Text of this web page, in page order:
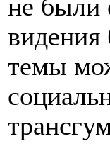
не были
видения
темы